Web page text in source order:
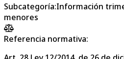
Subcategoría:Información
menores
Referencia normativa: